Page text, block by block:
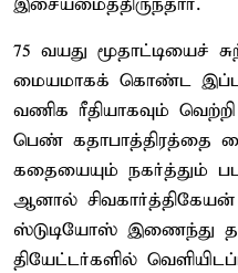
75 வயது மூதாட்டியைச்
மையமாகக் கொண்ட
வணிக ரீதியாகவும்
பெண் கதாபாத்திரத்தை
கதையையும் நகர்த்தும்
ஆனால்
ஸ்டுடியோஸ் இணைந்து
தியேட்டர்களில்